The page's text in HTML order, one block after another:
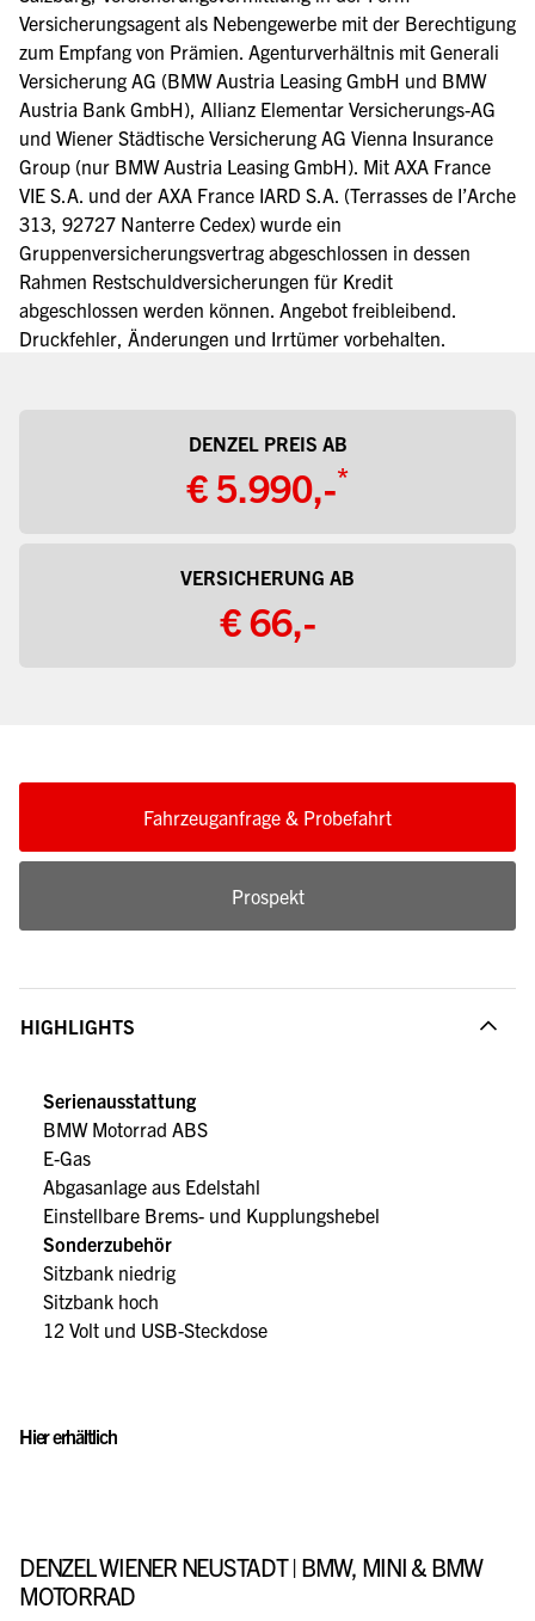
Versicherungsagent als Nebengewerbe mit der Berechtigung
zum Empfang von Prämien. Agenturverhältnis mit Generali
Versicherung AG (BMW Austria Leasing GmbH und BMW
Austria Bank GmbH), Allianz Elementar Versicherungs-AG
und Wiener Städtische Versicherung AG Vienna Insurance
Group (nur BMW Austria Leasing GmbH). Mit AXA France
VIE S.A. und der AXA France IARD S.A. (Terrasses de I’Arche
313, 92727 Nanterre Cedex) wurde ein
Gruppenversicherungsvertrag abgeschlossen in dessen
Rahmen Restschuldversicherungen für Kredit
abgeschlossen werden können. Angebot freibleibend.
Druckfehler, Änderungen und Irrtümer vorbehalten.
DENZEL PREIS AB
€ 5.990,-*
VERSICHERUNG AB
€ 66,-
Fahrzeuganfrage & Probefahrt
Prospekt
HIGHLIGHTS
Serienausstattung
BMW Motorrad ABS
E-Gas
Abgasanlage aus Edelstahl
Einstellbare Brems- und Kupplungshebel
Sonderzubehör
Sitzbank niedrig
Sitzbank hoch
12 Volt und USB-Steckdose
Hier erhältlich
DENZEL WIENER NEUSTADT | BMW, MINI & BMW
MOTORRAD